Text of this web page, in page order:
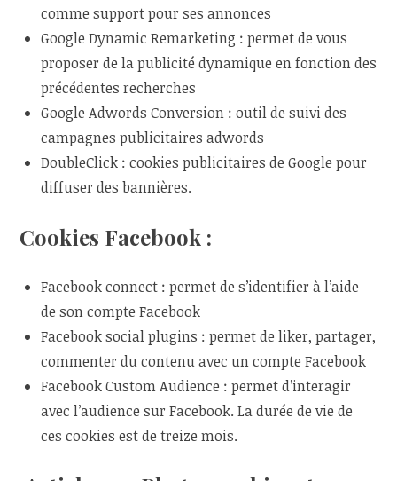
comme support pour ses annonces
Google Dynamic Remarketing : permet de vous
proposer de la publicité dynamique en fonction des
précédentes recherches
Google Adwords Conversion : outil de suivi des
campagnes publicitaires adwords
DoubleClick : cookies publicitaires de Google pour
diffuser des bannières.
Cookies Facebook :
Facebook connect : permet de s’identifier à l’aide
de son compte Facebook
Facebook social plugins : permet de liker, partager,
commenter du contenu avec un compte Facebook
Facebook Custom Audience : permet d’interagir
avec l’audience sur Facebook. La durée de vie de
ces cookies est de treize mois.